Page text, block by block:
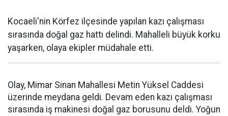
Kocaeli'nin Körfez ilçesinde yapılan kazı çalışması
sırasında doğal gaz hattı delindi. Mahalleli büyük korku
yaşarken, olaya ekipler müdahale etti.
Olay, Mimar Sinan Mahallesi Metin Yüksel Caddesi
üzerinde meydana geldi. Devam eden kazı çalışması
sırasında iş makinesi doğal gaz borusunu deldi. Yoğun